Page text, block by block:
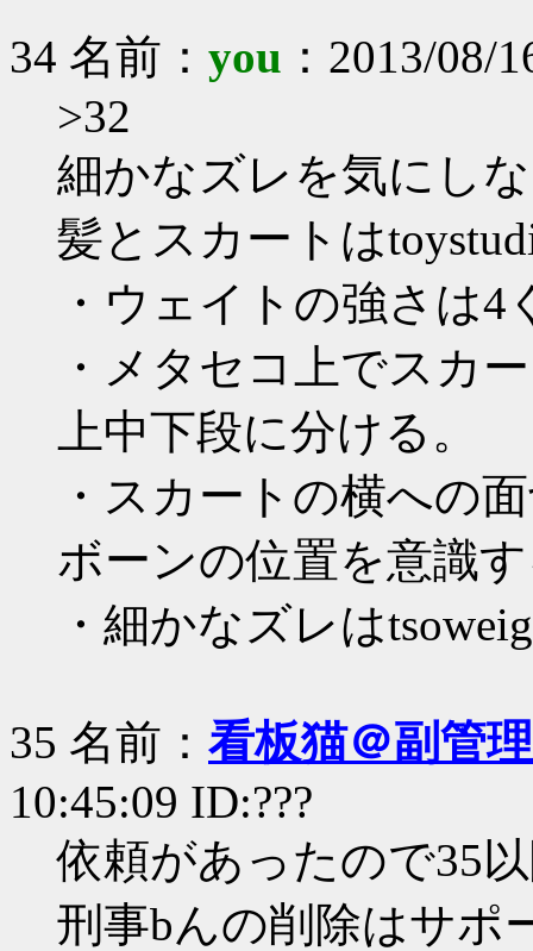
34 名前： you ：2013/08/
>32
細かなズレを気にし
髪とスカートは
・ウェイトの強さは
・メタセコ上でスカ
上中下段に分ける。
・スカートの横への
ボーンの位置を意識
・細かなズレは
35 名前： 看板猫＠副管
10:45:09 ID:???
依頼があったので35
刑事bんの削除はサポ